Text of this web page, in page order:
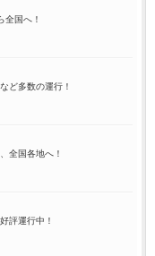
全国へ！
ど多数の運行！
全国各地へ！
評運行中！